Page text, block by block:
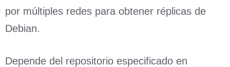
por múltiples redes para obtener réplicas de
Debian.
Depende del repositorio especificado en